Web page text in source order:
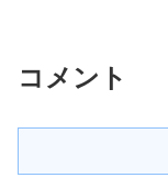
コメント